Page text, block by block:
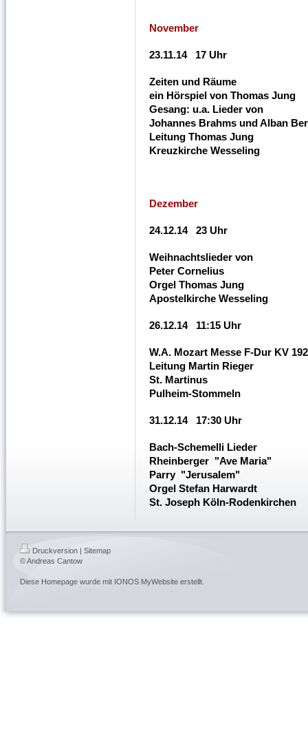
November
23.11.14 17 Uhr
Zeiten und Räume
ein Hörspiel von Thomas Jung
Gesang: u.a. Lieder von
Johannes Brahms und Alban
Leitung Thomas Jung
Kreuzkirche Wesseling
Dezember
24.12.14 23 Uhr
Weihnachtslieder von
Peter Cornelius
Orgel Thomas Jung
Apostelkirche Wesseling
26.12.14 11:15 Uhr
W.A. Mozart Messe F-Dur KV 192
Leitung Martin Rieger
St. Martinus
Pulheim-Stommeln
31.12.14 17:30 Uhr
Bach-Schemelli Lieder
Rheinberger "Ave Maria"
Parry "Jerusalem"
Orgel Stefan Harwardt
St. Joseph Köln-Rodenkirchen
Druckversion | Sitemap
© Andreas Cantow
Diese Homepage wurde mit IONOS MyWebsite erstellt.